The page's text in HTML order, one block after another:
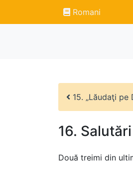
Romani
15. „Lăudaţi pe
16.
Două treimi din